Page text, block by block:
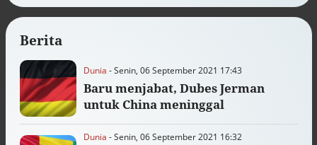
Berita
Dunia - Senin, 06 September 2021 17:43
Baru menjabat, Dubes Jerman
untuk China meninggal
Dunia - Senin, 06 September 2021 16:32
Buku berusia 900 tahun ditemukan di
arsip rahasia Vatikan, ada prediksi
tahun Kiamat
Alinea.id - Peristiwa